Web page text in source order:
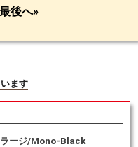
最後へ»
ます
ラージ/Mono-Black